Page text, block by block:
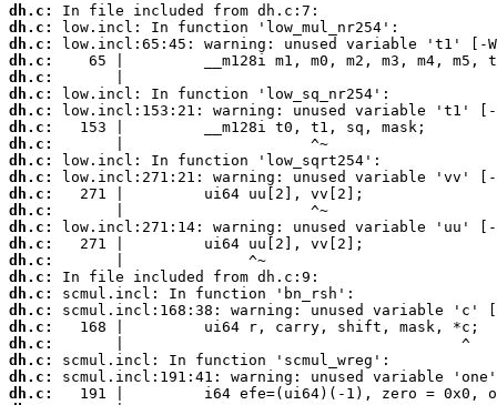
dh.c:
dh.c:
dh.c:
dh.c:
dh.c:
dh.c:
dh.c:
dh.c:
dh.c:
dh.c:
dh.c:
dh.c:
dh.c:
dh.c:
dh.c:
dh.c:
dh.c:
dh.c:
dh.c:
dh.c:
dh.c:
dh.c:
dh.c:
dh.c: